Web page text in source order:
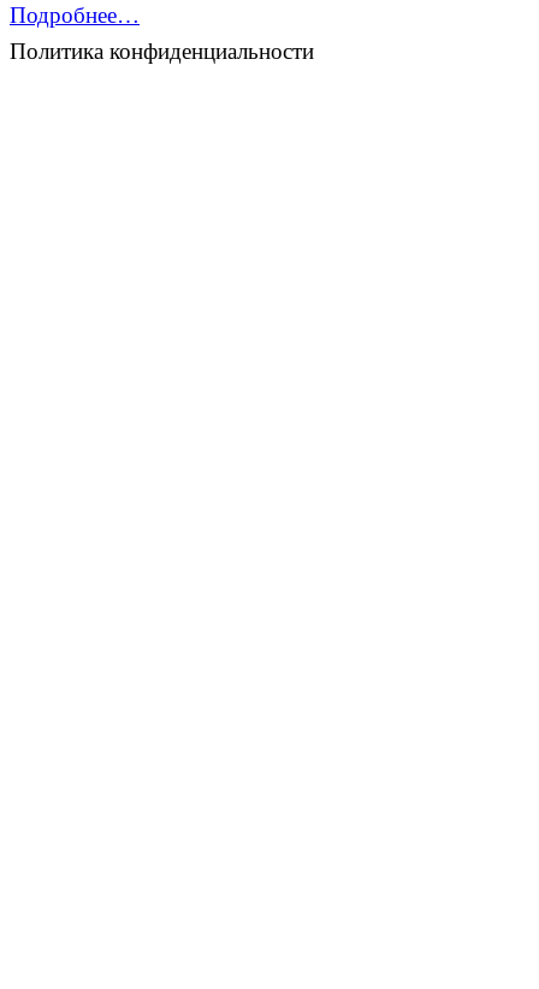
Подробнее…
Политика конфиденциальности